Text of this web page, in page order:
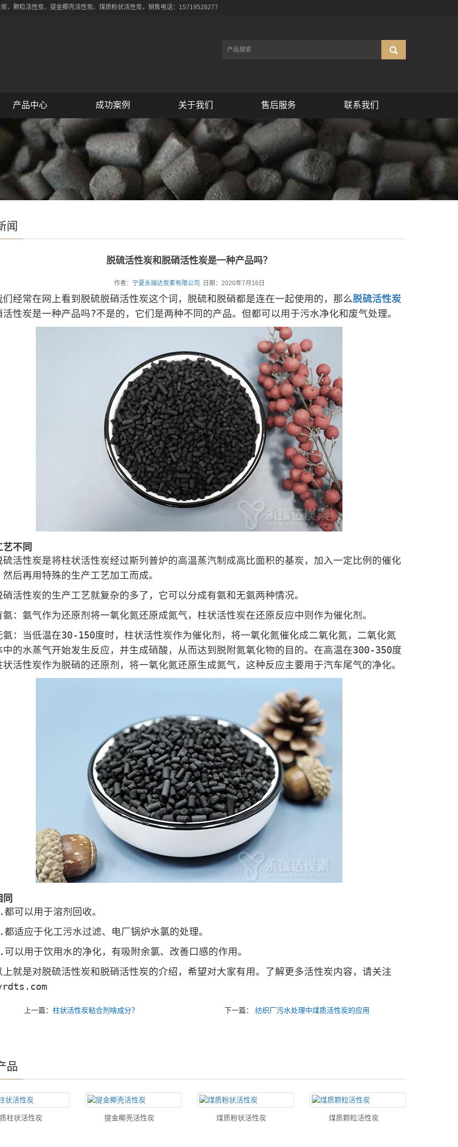
、颗粒活性炭、提金椰壳活性炭、煤质粉状活性炭，销售电话：15719528277
产品中心 成功案例 关于我们 售后服务 联系我们
闻
脱硫活性炭和脱硝活性炭是一种产品吗？
作者： 宁夏永瑞达炭素有限公司 日期：2020年7月16日
常在网上看到脱硫脱硝活性炭这个词，脱硫和脱硝都是连在一起使用的，那么脱硫活性炭
活性炭是一种产品吗?不是的，它们是两种不同的产品。但都可以用于污水净化和废气处理。
艺不同
性炭是将柱状活性炭经过斯列普炉的高温蒸汽制成高比面积的基炭，加入一定比例的催化
然后再用特殊的生产工艺加工而成。
性炭的生产工艺就复杂的多了，它可以分成有氨和无氨两种情况。
氨气作为还原剂将一氧化氮还原成氮气，柱状活性炭在还原反应中则作为催化剂。
当低温在30-150度时，柱状活性炭作为催化剂，将一氧化氮催化成二氧化氮，二氧化氮
中的水蒸气开始发生反应，并生成硝酸，从而达到脱附氮氧化物的目的。在高温在300-350度
状活性炭作为脱硝的还原剂，将一氧化氮还原生成氮气，这种反应主要用于汽车尾气的净化。
同
以用于溶剂回收。
应于化工污水过滤、电厂锅炉水氯的处理。
用于饮用水的净化，有吸附余氯、改善口感的作用。
是对脱硫活性炭和脱硝活性炭的介绍，希望对大家有用。了解更多活性炭内容，请关注
上一篇：柱状活性炭粘合剂啥成分？ 下一篇： 纺织厂污水处理中煤质活性炭的应用
品
柱状活性炭 提金椰壳活性炭 煤质粉状活性炭 煤质颗粒活性炭